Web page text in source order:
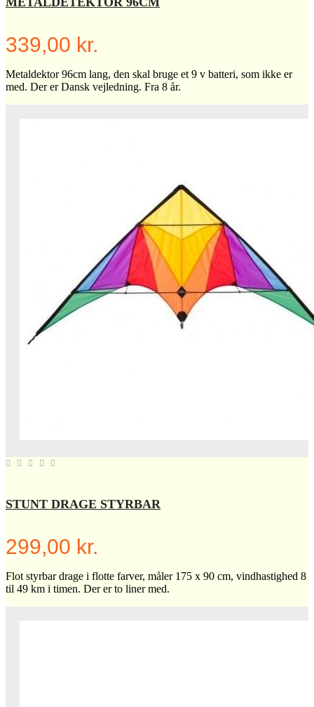
339,00 kr.
Metaldektor 96cm lang, den skal bruge et 9 v batteri, som ikke er
med. Der er Dansk vejledning. Fra 8 år.
STUNT DRAGE STYRBAR
299,00 kr.
Flot styrbar drage i flotte farver, måler 175 x 90 cm, vindhastighed 8
til 49 km i timen. Der er to liner med.